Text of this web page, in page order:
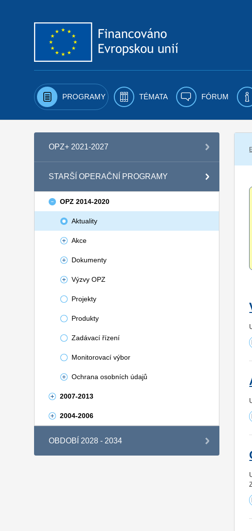
PROGRAMY TÉMATA FÓRUM
OPZ+ 2021-2027
STARŠÍ OPERAČNÍ PROGRAMY
OPZ 2014-2020
Aktuality
Akce
Dokumenty
Výzvy OPZ
Projekty
Produkty
Zadávací řízení
Monitorovací výbor
Ochrana osobních údajů
2007-2013
2004-2006
OBDOBÍ 2028 - 2034